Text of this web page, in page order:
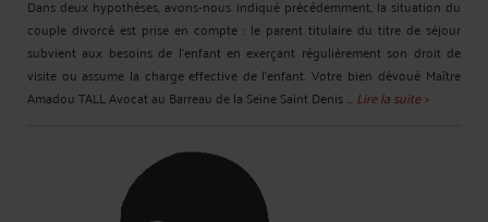
Dans deux hypothèses, avons-nous indiqué précédemment, la situation du
couple divorcé est prise en compte : le parent titulaire du titre de séjour
subvient aux besoins de l'enfant en exerçant régulièrement son droit de
visite ou assume la charge effective de l'enfant. Votre bien dévoué Maître
Amadou TALL Avocat au Barreau de la Seine Saint Denis ... Lire la suite >